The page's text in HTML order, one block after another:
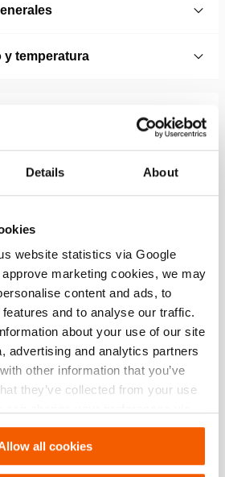
Details About
website statistics via Google
marketing cookies, we may
content and ads, to
and to analyse our traffic.
about your use of our site
advertising and analytics partners
other information that you’ve
they’ve collected from your use
.
all cookies
y temperatura
Jack HLJ 50 A10
aluminio
ligero que el acero
incluso en espacios reducidos